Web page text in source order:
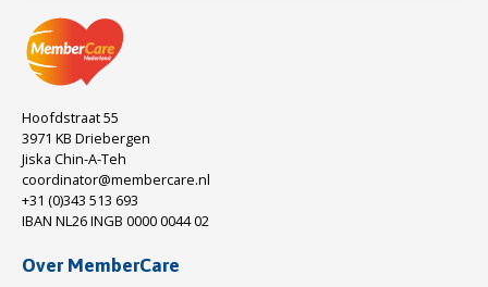
Hoofdstraat 55
3971 KB Driebergen
Jiska Chin-A-Teh
coordinator@membercare.nl
+31 (0)343 513 693
IBAN NL26 INGB 0000 0044 02
Over MemberCare